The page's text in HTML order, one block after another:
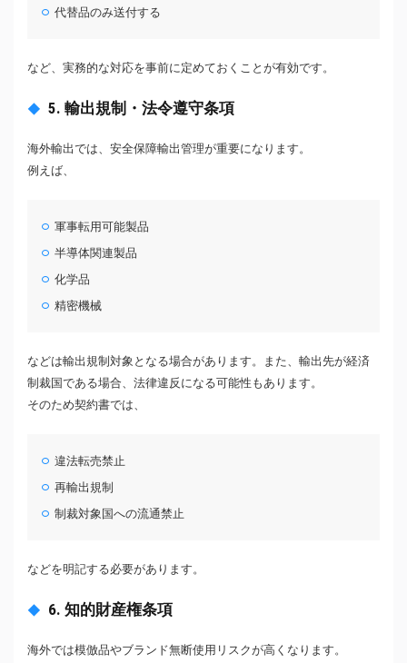
代替品のみ送付する
など、実務的な対応を事前に定めておくことが有効です。
5. 輸出規制・法令遵守条項
海外輸出では、安全保障輸出管理が重要になります。
例えば、
軍事転用可能製品
半導体関連製品
化学品
精密機械
などは輸出規制対象となる場合があります。また、輸出先が経済
制裁国である場合、法律違反になる可能性もあります。
そのため契約書では、
違法転売禁止
再輸出規制
制裁対象国への流通禁止
などを明記する必要があります。
6. 知的財産権条項
海外では模倣品やブランド無断使用リスクが高くなります。